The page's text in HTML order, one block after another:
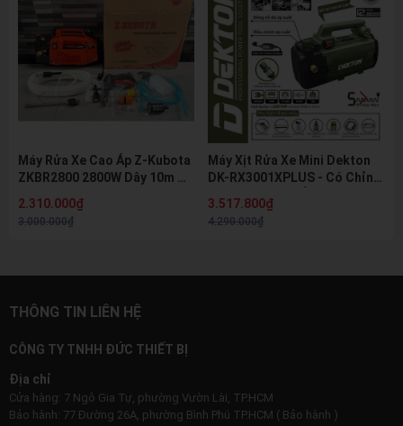
Máy Rửa Xe Cao Áp Z-Kubota
ZKBR2800 2800W Dây 10m Tự
2.310.000₫
3.000.000₫
Máy Xịt Rửa Xe Mini Dekton
DK-RX3001XPLUS - Có Chỉnh
Chuyên Rửa Xe & Vệ Sinh Máy
Lạnh
3.517.800₫
4.290.000₫
THÔNG TIN LIÊN HỆ
CÔNG TY TNHH ĐỨC THIẾT BỊ
Địa chỉ
Cửa hàng: 7 Ngô Gia Tự, phường Vườn Lài, TP.HCM
Bảo hành: 77 Đường 26A, phường Bình Phú TP.HCM ( Bảo hành )